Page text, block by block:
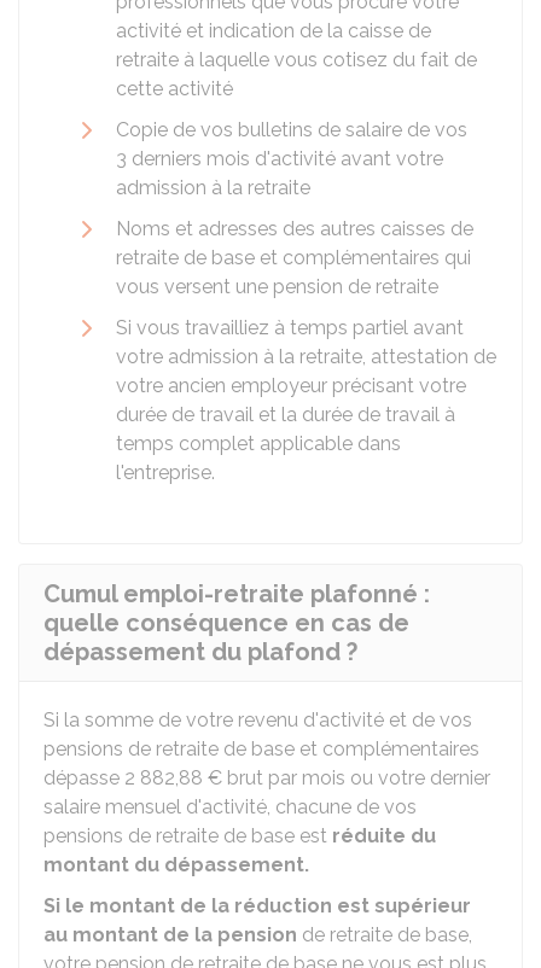
activité et indication de la caisse de
retraite à laquelle vous cotisez du fait de
cette activité
Copie de vos bulletins de salaire de vos
3 derniers mois d'activité avant votre
admission à la retraite
Noms et adresses des autres caisses de
retraite de base et complémentaires qui
vous versent une pension de retraite
Si vous travailliez à temps partiel avant
votre admission à la retraite, attestation de
votre ancien employeur précisant votre
durée de travail et la durée de travail à
temps complet applicable dans
l'entreprise.
Cumul emploi-retraite plafonné :
quelle conséquence en cas de
dépassement du plafond ?
Si la somme de votre revenu d'activité et de vos
pensions de retraite de base et complémentaires
dépasse 2 882,88 € brut par mois ou votre dernier
salaire mensuel d'activité, chacune de vos
pensions de retraite de base est réduite du
montant du dépassement.
Si le montant de la réduction est supérieur
au montant de la pension de retraite de base,